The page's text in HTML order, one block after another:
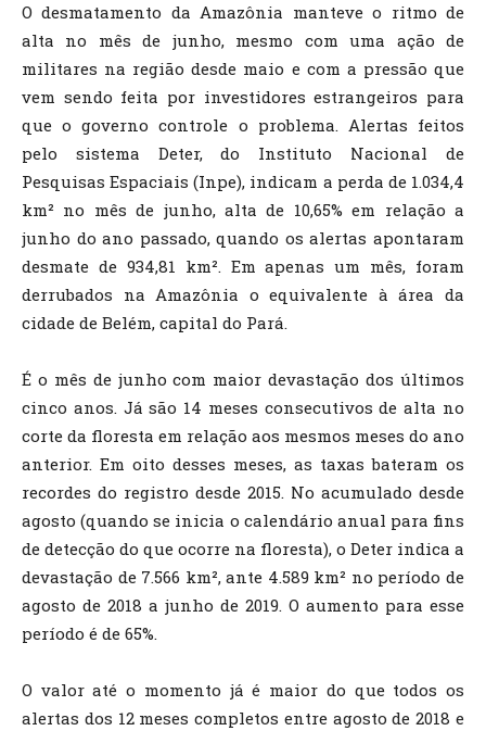
O desmatamento da Amazônia manteve o ritmo de
alta no mês de junho, mesmo com uma ação de
militares na região desde maio e com a pressão que
vem sendo feita por investidores estrangeiros para
que o governo controle o problema. Alertas feitos
pelo sistema Deter, do Instituto Nacional de
Pesquisas Espaciais (Inpe), indicam a perda de 1.034,4
km² no mês de junho, alta de 10,65% em relação a
junho do ano passado, quando os alertas apontaram
desmate de 934,81 km². Em apenas um mês, foram
derrubados na Amazônia o equivalente à área da
cidade de Belém, capital do Pará.
É o mês de junho com maior devastação dos últimos
cinco anos. Já são 14 meses consecutivos de alta no
corte da floresta em relação aos mesmos meses do ano
anterior. Em oito desses meses, as taxas bateram os
recordes do registro desde 2015. No acumulado desde
agosto (quando se inicia o calendário anual para fins
de detecção do que ocorre na floresta), o Deter indica a
devastação de 7.566 km², ante 4.589 km² no período de
agosto de 2018 a junho de 2019. O aumento para esse
período é de 65%.
O valor até o momento já é maior do que todos os
alertas dos 12 meses completos entre agosto de 2018 e